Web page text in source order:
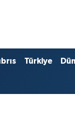
Türkiye